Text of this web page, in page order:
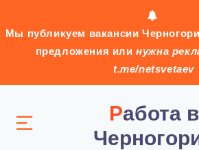
Мы публикуем вакансии
предложения илинужна
t.me/netsvetaev
Работа в